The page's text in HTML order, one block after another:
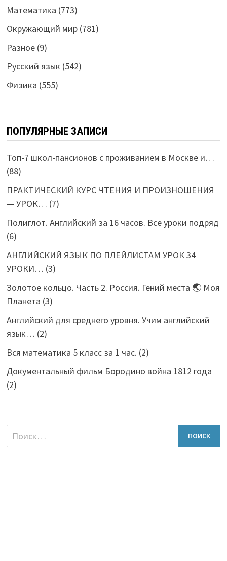
Математика (773)
Окружающий мир(781)
Разное(9)
Русский язык (542)
Физика (555)
ПОПУЛЯРНЫЕ ЗАПИСИ
Топ-7 школ-пансионов с проживанием в Москве и…
(88)
ПРАКТИЧЕСКИЙ КУРС ЧТЕНИЯ И ПРОИЗНОШЕНИЯ
— УРОК… (7)
Полиглот. Английский за 16 часов. Все уроки подряд
(6)
АНГЛИЙСКИЙ ЯЗЫК ПО ПЛЕЙЛИСТАМ УРОК 34
УРОКИ… (3)
Золотое кольцо. Часть 2. Россия. Гений места 🌏 Моя
Планета (3)
Английский для среднего уровня. Учим английский
язык… (2)
Вся математика 5 класс за 1 час. (2)
Документальный фильм Бородино война 1812 года
(2)
Найти: